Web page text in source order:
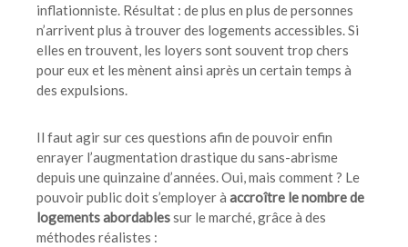
inflationniste. Résultat : de plus en plus de personnes
n’arrivent plus à trouver des logements accessibles. Si
elles en trouvent, les loyers sont souvent trop chers
pour eux et les mènent ainsi après un certain temps à
des expulsions.
Il faut agir sur ces questions afin de pouvoir enfin
enrayer l’augmentation drastique du sans-abrisme
depuis une quinzaine d’années. Oui, mais comment ? Le
pouvoir public doit s’employer à accroître le nombre de
logements abordablessur le marché, grâce à des
méthodes réalistes :